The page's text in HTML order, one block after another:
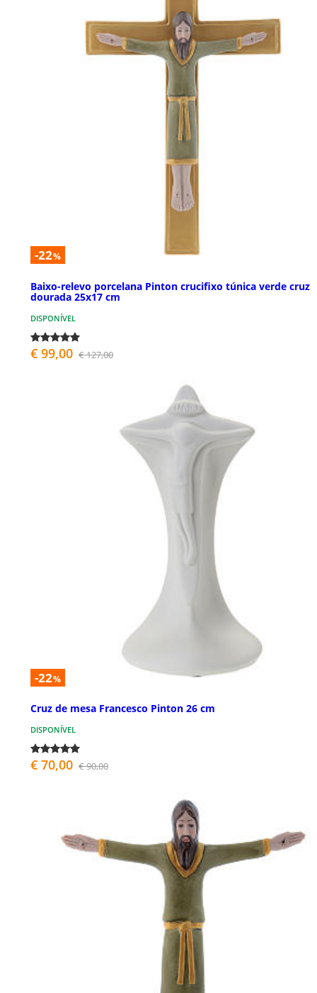
-22%
Baixo-relevo porcelana Pinton crucifixo túnica verde cruz
dourada 25x17 cm
DISPONÍVEL
€ 99,00 € 127,00
-22%
Cruz de mesa Francesco Pinton 26 cm
DISPONÍVEL
€ 70,00 € 90,00